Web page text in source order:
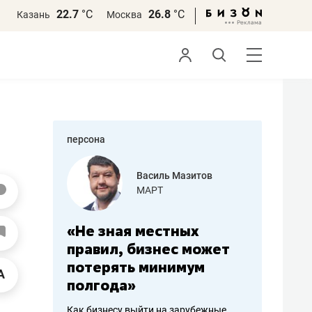
Казань 22.7 °С Москва 26.8 °С
персона
работа
Василь Мазитов
МАРТ
«Не зная местных
правил, бизнес может
потерять минимум
полгода»